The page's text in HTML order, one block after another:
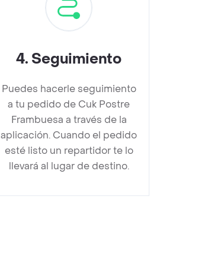
4. Seguimiento
Puedes hacerle seguimiento
a tu pedido de Cuk Postre
Frambuesa a través de la
aplicación. Cuando el pedido
esté listo un repartidor te lo
llevará al lugar de destino.